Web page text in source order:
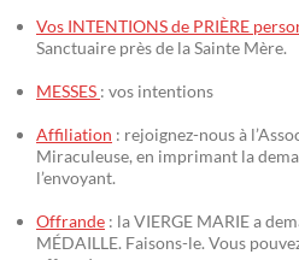
Vos INTENTIONS de PRIÈRE
Sanctuaire près de la Sainte Mère.
MESSES : vos intentions
Affiliation : rejoignez-nous à
Miraculeuse, en imprimant la
l’envoyant.
Offrande : la VIERGE MARIE a
MÉDAILLE. Faisons-le. Vous